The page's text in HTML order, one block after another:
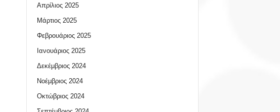
Απρίλιος 2025
Μάρτιος 2025
Φεβρουάριος 2025
Ιανουάριος 2025
Δεκέμβριος 2024
Νοέμβριος 2024
Οκτώβριος 2024